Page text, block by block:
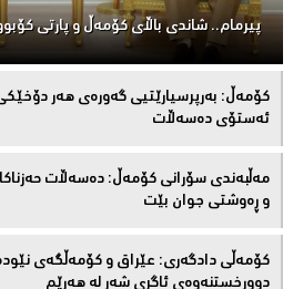
پیرمام.. شاندی باڵای كۆمه‌ڵ و پارتی
كۆمەڵ: بەرپرسیارێتیی گەورەی هەر دۆخێکی
ئەستۆی دەسەڵات
مەڵبەندى سۆرانى کۆمەڵ: دەسەڵات
و ڕەوشتى جوان بێت
کۆمەڵى دادگەرى: عێراق و كۆمەڵگەی
دوورخستنەوەى ئاگری شەڕ لە هەرێم